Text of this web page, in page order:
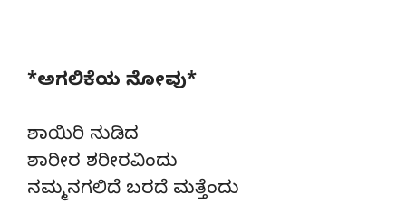
*ಅಗಲಿಕೆಯ ನೋವು*
ಶಾಯಿರಿ ನುಡಿದ
ಶಾರೀರ ಶರೀರವಿಂದು
ನಮ್ಮನಗಲಿದೆ ಬರದೆ ಮತ್ತೆಂದು